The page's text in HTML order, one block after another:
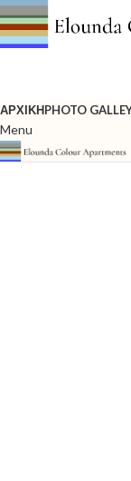
ΑΡΧΙΚΉPHOTO
Menu